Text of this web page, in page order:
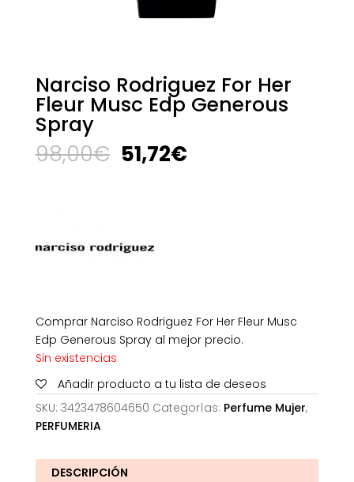
Narciso Rodriguez For Her
Fleur Musc Edp Generous
Spray
98,00€ El
precio
51,72€El
Comprar Narciso Rodriguez For Her Fleur Musc
Edp Generous Spray al mejor precio.
Sin existencias
Añadir producto a tu lista de deseos
SKU: 3423478604650 Categorías: Perfume Mujer,
PERFUMERIA
DESCRIPCIÓN